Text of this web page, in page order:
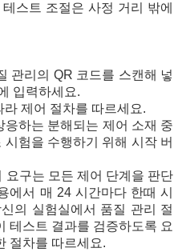
스트 조절은 사정 거리 밖에
관리의 QR 코드를 스캔해 넣
입력하세요.
제어 절차를 따르세요.
하는 분해되는 제어 소재 중
험을 수행하기 위해 시작 버
요구는 모든 제어 단계을 판단
에서 매 24 시간마다 한때 시
의 실험실에서 품질 관리 절
테스트 결과를 검증하도록 요
절차를 따르세요.